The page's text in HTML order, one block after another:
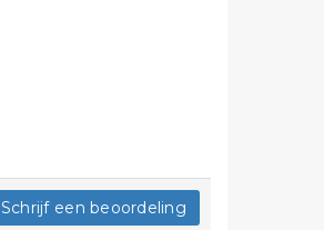
Schrijf een beoordeling